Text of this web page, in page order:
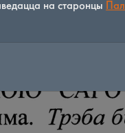
на старонцы